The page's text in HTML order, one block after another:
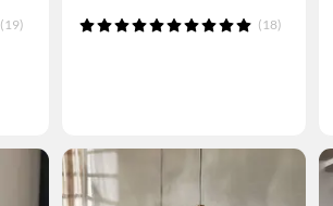
(19) (18)